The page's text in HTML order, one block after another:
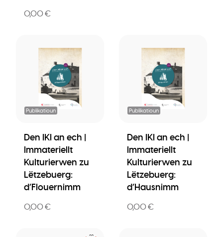
0,00 €
Publikatioun
Den IKI an ech |
Immateriellt
Kulturierwen zu
Lëtzebuerg:
d’Flouernimm
0,00 €
Publikatioun
Den IKI an ech |
Immateriellt
Kulturierwen zu
Lëtzebuerg:
d’Hausnimm
0,00 €